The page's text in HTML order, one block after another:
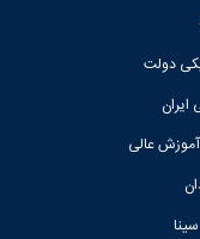
دولت
عالی